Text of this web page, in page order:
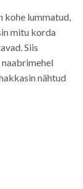
kohe lummatud,
mitu korda
Siis
nähtud